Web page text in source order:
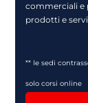
commerciali e
prodotti e
** le sedi
solo corsi online